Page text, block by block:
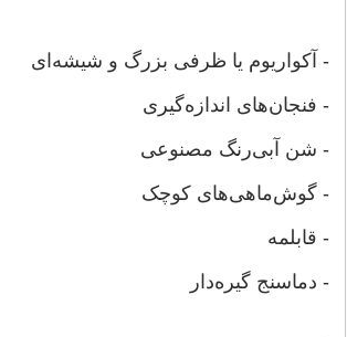
- آکواریوم یا ظرفی بزرگ و شیشه‌ای
- فنجان‌های اندازه‌گیری
- شن آبی‌رنگ مصنوعی
- گوش‌ماهی‌های کوچک
- قابلمه
- دماسنج گیره‌دار